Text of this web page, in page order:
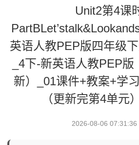
Unit2第4课
英语人教PEP版四年级下
_4下-新英语人教PEP
新）_01课件+教案+学
（更新完第4单元
2026-08-06 07:31:36